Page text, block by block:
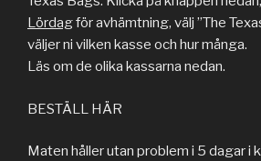
Lördagför avhämtning, välj ”The
väljer ni vilken kasse och hur många.
Läs om de olika kassarna nedan.
BESTÄLL HÄR
Maten håller utan problem i 5 dagar i